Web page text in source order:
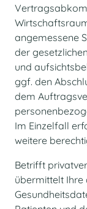
angemessene
der
und
ggf. den
dem
Im Einzelfall
weitere
Betrifft
übermittelt Ihre